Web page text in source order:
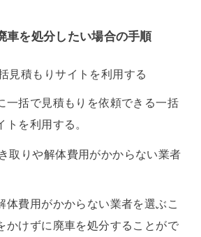
車を処分したい場合の手順
見積もりサイトを利用する
一括で見積もりを依頼できる一括
を利用する。
取りや解体費用がかからない業者
体費用がかからない業者を選ぶこ
かけずに廃車を処分することがで